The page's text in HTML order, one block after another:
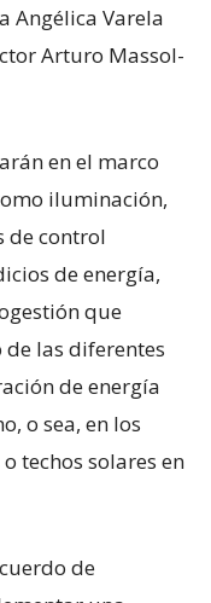
Angélica Varela
Arturo Massol-
en el marco
iluminación,
de control
de energía,
que
las diferentes
de energía
o sea, en los
techos solares en
de